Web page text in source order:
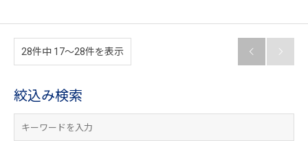
28件中 17〜28件を表示  
絞込み検索